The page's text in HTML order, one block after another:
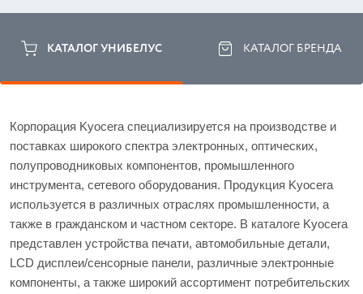
КАТАЛОГ УНИБЕЛУС КАТАЛОГ БРЕНДА
Корпорация Kyocera специализируется на производстве и
поставках широкого спектра электронных, оптических,
полупроводниковых компонентов, промышленного
инструмента, сетевого оборудования. Продукция Kyocera
используется в различных отраслях промышленности, а
также в гражданском и частном секторе. В каталоге Kyocera
представлен устройства печати, автомобильные детали,
LCD дисплеи/сенсорные панели, различные электронные
компоненты, а также широкий ассортимент потребительских